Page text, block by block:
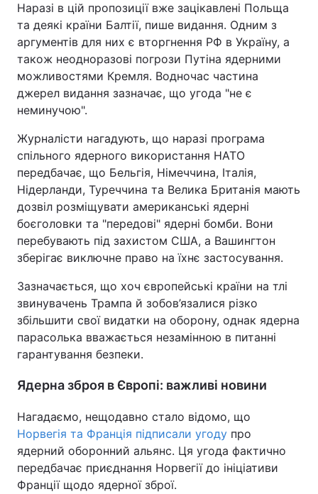
Наразі в цій пропозиції вже зацікавлені Польща
та деякі країни Балтії, пише видання. Одним з
аргументів для них є вторгнення РФ в Україну, а
також неодноразові погрози Путіна ядерними
можливостями Кремля. Водночас частина
джерел видання зазначає, що угода "не є
неминучою".
Журналісти нагадують, що наразі програма
спільного ядерного використання НАТО
передбачає, що Бельгія, Німеччина, Італія,
Нідерланди, Туреччина та Велика Британія мають
дозвіл розміщувати американські ядерні
боєголовки та "передові" ядерні бомби. Вони
перебувають під захистом США, а Вашингтон
зберігає виключне право на їхнє застосування.
Зазначається, що хоч європейські країни на тлі
звинувачень Трампа й зобов’язалися різко
збільшити свої видатки на оборону, однак ядерна
парасолька вважається незамінною в питанні
гарантування безпеки.
Ядерна зброя в Європі: важливі новини
Нагадаємо, нещодавно стало відомо, що
Норвегія та Франція підписали угоду про
ядерний оборонний альянс. Ця угода фактично
передбачає приєднання Норвегії до ініціативи
Франції щодо ядерної зброї.